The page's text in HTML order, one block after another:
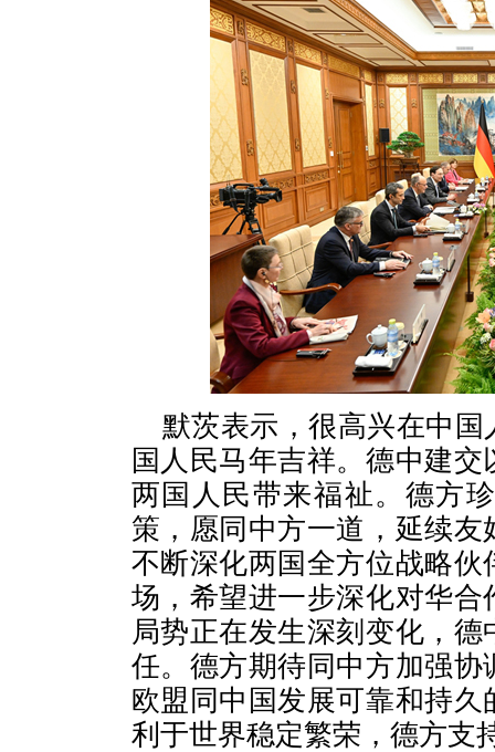
默茨表示，很高兴在中
国人民马年吉祥。德中建
两国人民带来福祉。德方
策，愿同中方一道，延续
不断深化两国全方位战略
场，希望进一步深化对华
局势正在发生深刻变化，
任。德方期待同中方加强
欧盟同中国发展可靠和持
利于世界稳定繁荣，德方支